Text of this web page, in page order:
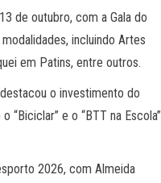
de outubro, com a Gala do
incluindo Artes
em Patins, entre outros.
o investimento do
e o “BTT na Escola”
2026, com Almeida